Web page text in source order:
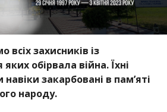
всіх захисників із
обірвала війна. Їхні
закарбовані в пам’яті
народу.